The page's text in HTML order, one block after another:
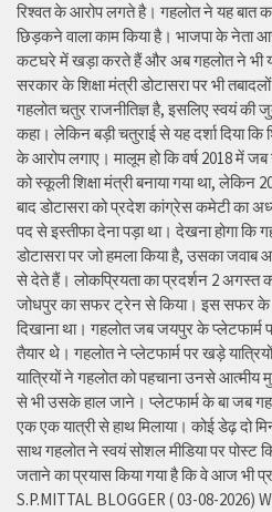
रिश्वत के आरोप लगते है। गहलोत ने यह
छिड़कने वाला काम किया है। भाजपा के नेता
कटघरे में खड़ा करते हैं और अब गहलोत ने भी यह
सरकार के शिक्षा मंत्री डोटासरा पर भी
गहलोत चतुर राजनीतिज्ञ है, इसलिए स्वयं की
कहा। लेकिन बड़ी चतुराई से यह दर्शा दिया कि
के आरोप लगाए। मालूम हो कि वर्ष 2018 में
को स्कूली शिक्षा मंत्री बनाया गया था,
बाद डोटासरा को प्रदेश कांग्रेस कमेटी का
पद से इस्तीफा देना पड़ा था। देखना होगा कि
डोटासरा पर जो हमला किया है, उसका जवाब
से देते हैं। लोकप्रियता का प्रदर्शन 2 अगस्त
जोधपुर का सफर ट्रेन से किया। इस सफर के
दिखाना था। गहलोत जब जयपुर के
तैयार थे। गहलोत ने प्लेटफार्म पर खड़े
यात्रियों ने गहलोत को पहचाना उनसे
से भी उसके हाल जाने। प्लेटफार्म के बा जब
एक एक यात्री से हाथ मिलाया। कोई डेढ़ दो
साथ गहलोत ने स्वयं सोशल मीडिया पर पोस्ट
जताने का प्रयास किया गया है कि वे आज भी
S.P.MITTAL BLOGGER ( 03-08-